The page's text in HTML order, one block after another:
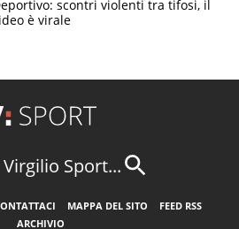
scontri violenti tra tifosi, il
è virale
Sport...
MAPPA DEL SITO
FEED RSS
ARCHIVIO